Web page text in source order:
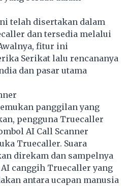
telah disertakan dalam
dan tersedia melalui
fitur ini
Serikat lalu rencananya
dan pasar utama
panggilan yang
pengguna Truecaller
AI Call Scanner
Truecaller. Suara
direkam dan sampelnya
canggih Truecaller yang
antara ucapan manusia